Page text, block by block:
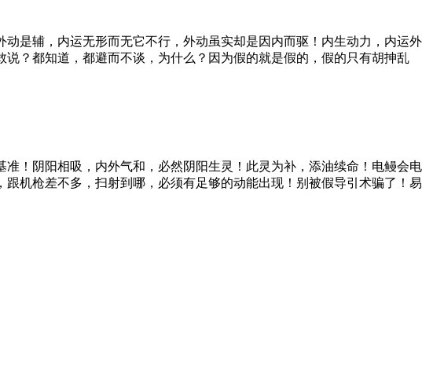
是辅，内运无形而无它不行，外动虽实却是因内而驱！内生动力，内运外
？都知道，都避而不谈，为什么？因为假的就是假的，假的只有胡抻乱
！阴阳相吸，内外气和，必然阴阳生灵！此灵为补，添油续命！电鳗会电
机枪差不多，扫射到哪，必须有足够的动能出现！别被假导引术骗了！易